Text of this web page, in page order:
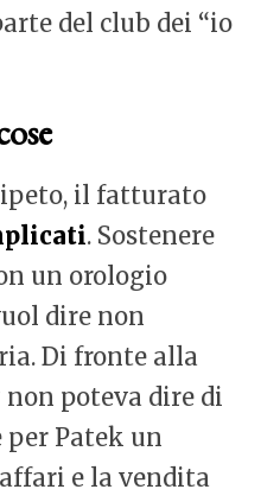
del club dei “io
il fatturato
. Sostenere
un orologio
dire non
Di fronte alla
poteva dire di
Patek un
e la vendita